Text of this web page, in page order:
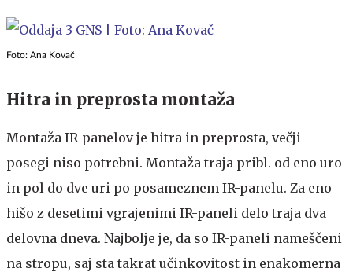
Foto: Ana Kovač
Hitra in preprosta montaža
Montaža IR-panelov je hitra in preprosta, večji
posegi niso potrebni. Montaža traja pribl. od eno uro
in pol do dve uri po posameznem IR-panelu. Za eno
hišo z desetimi vgrajenimi IR-paneli delo traja dva
delovna dneva. Najbolje je, da so IR-paneli nameščeni
na stropu, saj sta takrat učinkovitost in enakomerna